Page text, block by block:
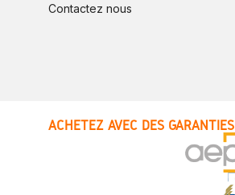
Contactez nous
ACHETEZ AVEC DES GARANTIES